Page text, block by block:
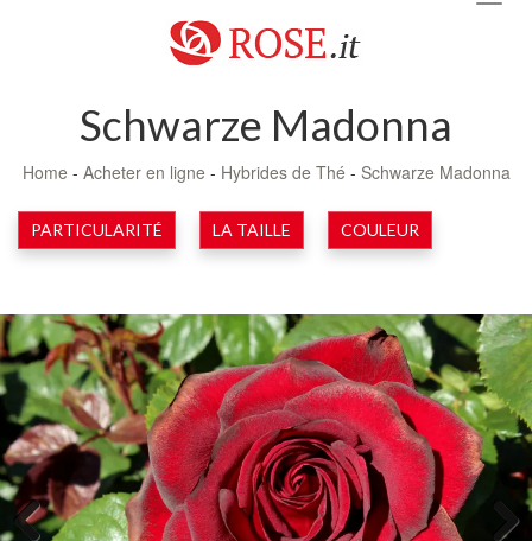
Schwarze Madonna
Home - Acheter en ligne - Hybrides de Thé - Schwarze Madonna
PARTICULARITÉ LA TAILLE COULEUR